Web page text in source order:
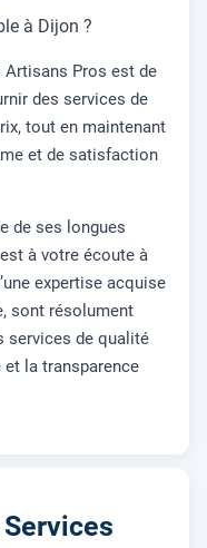
à Dijon ?
Artisans Pros est de
des services de
tout en maintenant
et de satisfaction
de ses longues
à votre écoute à
expertise acquise
sont résolument
services de qualité
la transparence